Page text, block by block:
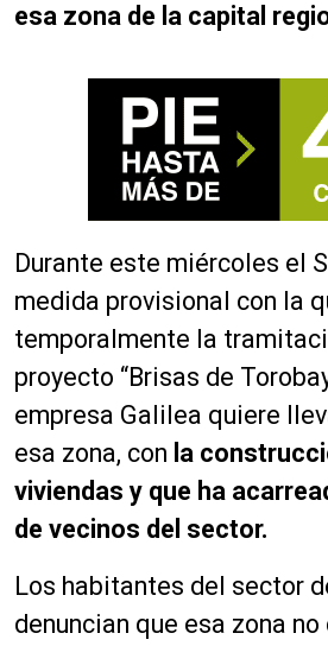
esa zona de la capital
Durante este miércoles el
medida provisional con la
temporalmente la
proyecto “Brisas de
empresa Galilea quiere
esa zona, con la
viviendas y que ha
de vecinos del sector.
Los habitantes del sector
denuncian que esa zona no